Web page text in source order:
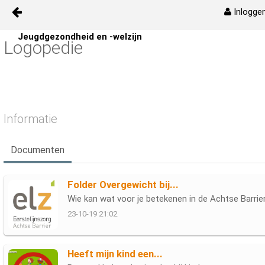
Naar content
Jeugdgezondheid en -welzijn
HOME
Nieuws
GGD
Pagina voor ouders
Logopedie
Informatie
Documenten
Folder Overgewicht bij...
Wie kan wat voor je betekenen in de Achtse
23-10-19 21:02
Heeft mijn kind een...